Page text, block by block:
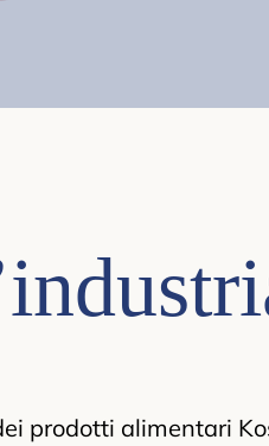
prodotti alimentari